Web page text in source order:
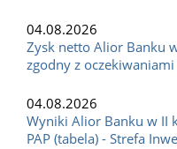
04.08.2026
Zysk netto Alior Banku
zgodny z oczekiwaniami
04.08.2026
Wyniki Alior Banku w II
PAP (tabela) - Strefa